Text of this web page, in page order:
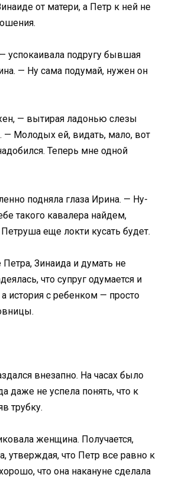
от матери, а Петр к ней не
успокаивала подругу бывшая
— Ну сама подумай, нужен он
— вытирая ладонью слезы
— Молодых ей, видать, мало, вот
Теперь мне одной
подняла глаза Ирина. — Ну-
такого кавалера найдем,
еще локти кусать будет.
Зинаида и думать не
что супруг одумается и
история с ребенком — просто
внезапно. На часах было
даже не успела понять, что к
трубку.
женщина. Получается,
утверждая, что Петр все равно к
что она накануне сделала